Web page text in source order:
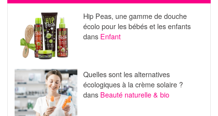
Hip Peas, une gamme de douche
écolo pour les bébés et les enfants
dans Enfant
Quelles sont les alternatives
écologiques à la crème solaire ?
dans Beauté naturelle & bio